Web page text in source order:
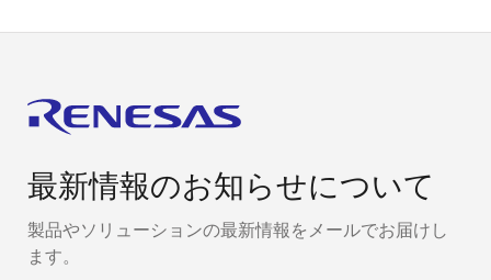
最新情報のお知らせについて
製品やソリューションの最新情報をメールでお届けし
ます。